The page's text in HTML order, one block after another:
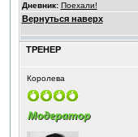
Дневник: Поехали!
Вернуться наверх
ТРЕНЕР
Королева